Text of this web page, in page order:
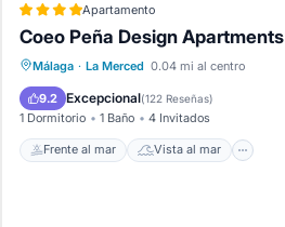
Apartamento
Coeo Peña Design Apartments
Málaga · La Merced 0.04 mi al centro
9.2 Excepcional(122 Reseñas)
1 Dormitorio 1 Baño 4 Invitados
Frente al mar Vista al mar
Frente al mar Vista al mar
Desayuno